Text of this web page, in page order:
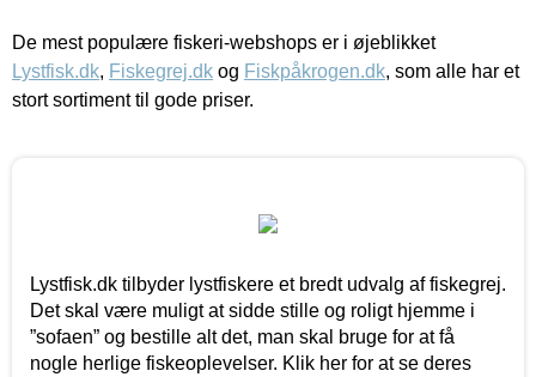
De mest populære fiskeri-webshops er i øjeblikket
Lystfisk.dk, Fiskegrej.dk og Fiskpåkrogen.dk, som alle har et
stort sortiment til gode priser.
Lystfisk.dk tilbyder lystfiskere et bredt udvalg af fiskegrej.
Det skal være muligt at sidde stille og roligt hjemme i
”sofaen” og bestille alt det, man skal bruge for at få
nogle herlige fiskeoplevelser. Klik her for at se deres